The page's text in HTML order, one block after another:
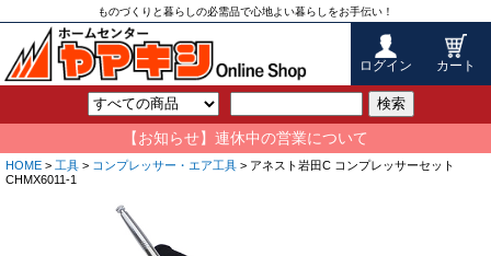
ものづくりと暮らしの必需品で心地よい暮らしをお手伝い！
ログイン カート
検索
【お知らせ】連休中の営業について
HOME > 工具 > コンプレッサー・エア工具 > アネスト岩田C コンプレッサーセット
CHMX6011-1